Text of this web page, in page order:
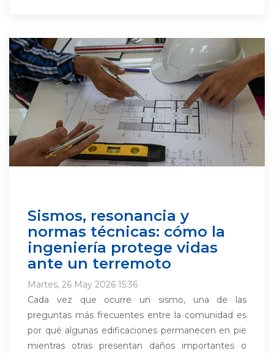
Sismos, resonancia y
normas técnicas: cómo la
ingeniería protege vidas
ante un terremoto
Martes, 26 May 2026 15:36
Cada vez que ocurre un sismo, una de las
preguntas más frecuentes entre la comunidad es
por qué algunas edificaciones permanecen en pie
mientras otras presentan daños importantes o